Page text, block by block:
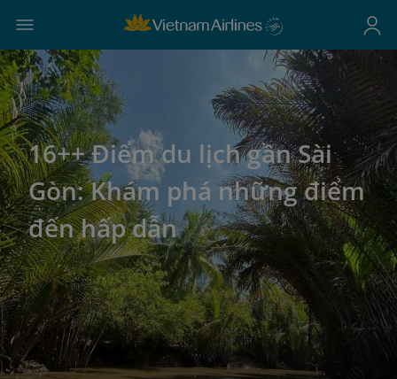
16++ Điểm du lịch gần Sài
Gòn: Khám phá những điểm
đến hấp dẫn